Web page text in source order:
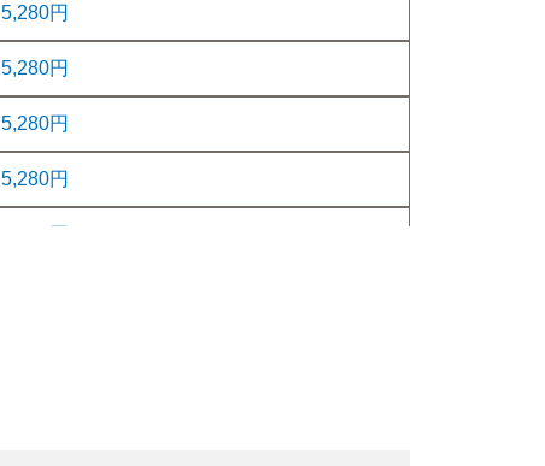
5,280円
5,280円
5,280円
5,280円